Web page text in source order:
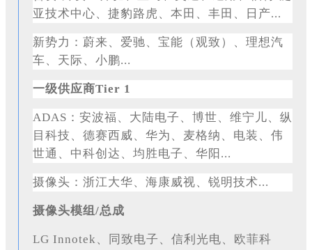
亚技术中心、捷豹路虎、本田、丰田、日产...
新势力：蔚来、爱驰、宝能（观致）、理想汽
车、天际、小鹏...
一级供应商Tier 1
ADAS：安波福、大陆电子、博世、维宁儿、纵
目科技、德赛西威、华为、麦格纳、电装、伟
世通、中科创达、均胜电子、华阳...
摄像头：浙江大华、海康威视、锐明技术...
摄像头模组/总成
LG Innotek、同致电子、信利光电、欧菲科